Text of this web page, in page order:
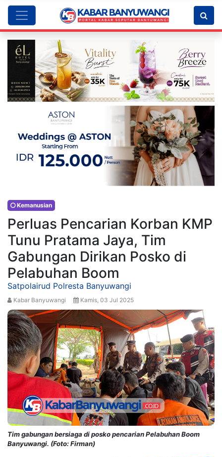
Kemanusian
Perluas Pencarian Korban KMP
Tunu Pratama Jaya, Tim
Gabungan Dirikan Posko di
Pelabuhan Boom
Satpolairud Polresta Banyuwangi
Kabar Banyuwangi Kamis, 03 Jul 2025
Tim gabungan bersiaga di posko pencarian Pelabuhan Boom
Banyuwangi. (Foto: Firman)